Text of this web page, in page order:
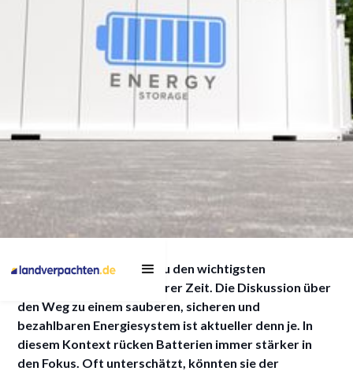
Energiewende wird still
und leise gelöst
Die Energiewende zählt zu den wichtigsten
Herausforderungen unserer Zeit. Die Diskussion über
den Weg zu einem sauberen, sicheren und
bezahlbaren Energiesystem ist aktueller denn je. In
diesem Kontext rücken Batterien immer stärker in
den Fokus. Oft unterschätzt, könnten sie der